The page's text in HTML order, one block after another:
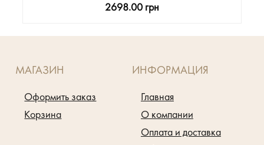
2698.00 грн
МАГАЗИН
Оформить заказ
Корзина
ИНФОРМАЦИЯ
Главная
О компании
Оплата и доставка